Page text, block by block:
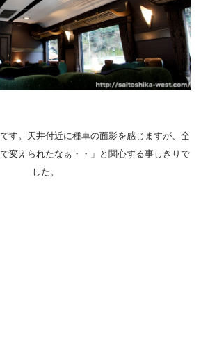
す。天井付近に種車の面影を感じますが、全
変えられたなぁ・・」と関心する事しきりで
した。